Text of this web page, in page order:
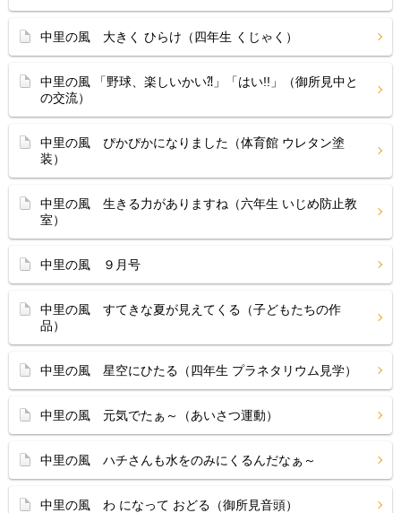
中里の風 大きく ひらけ（四年生 くじゃく）
中里の風 「野球、楽しいかい⁈」「はい!!」（御所見中と
の交流）
中里の風 ぴかぴかになりました（体育館 ウレタン塗
装）
中里の風 生きる力がありますね（六年生 いじめ防止教
室）
中里の風 ９月号
中里の風 すてきな夏が見えてくる（子どもたちの作
品）
中里の風 星空にひたる（四年生 プラネタリウム見学）
中里の風 元気でたぁ～（あいさつ運動）
中里の風 ハチさんも水をのみにくるんだなぁ～
中里の風 わ になって おどる（御所見音頭）